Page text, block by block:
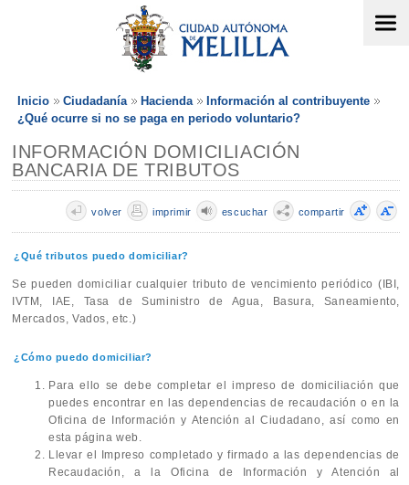
Inicio Ciudadanía Hacienda
Información al contribuyente
¿Qué ocurre si no se paga en periodo voluntario?
INFORMACIÓN DOMICILIACIÓN
BANCARIA DE TRIBUTOS
compartir
escuchar
imprimir
volver
¿Qué tributos puedo domiciliar?
Se pueden domiciliar cualquier tributo de vencimiento periódico (IBI,
IVTM, IAE, Tasa de Suministro de Agua, Basura, Saneamiento,
Mercados, Vados, etc.)
¿Cómo puedo domiciliar?
Para ello se debe completar el impreso de domiciliación que
puedes encontrar en las dependencias de recaudación o en la
Oficina de Información y Atención al Ciudadano, así como en
esta página web.
Llevar el Impreso completado y firmado a las dependencias de
Recaudación, a la Oficina de Información y Atención al